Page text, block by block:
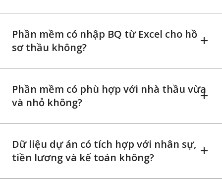
Phần mềm có nhập BQ từ Excel cho hồ
sơ thầu không?
Phần mềm có phù hợp với nhà thầu vừa
và nhỏ không?
Dữ liệu dự án có tích hợp với nhân sự,
tiền lương và kế toán không?